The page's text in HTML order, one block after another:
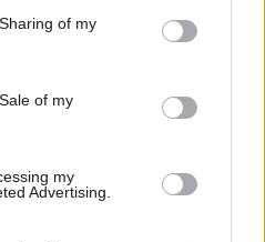
of my
of my
my
Advertising.
de gingembre à l’eau.
1 cuillère à soupe de